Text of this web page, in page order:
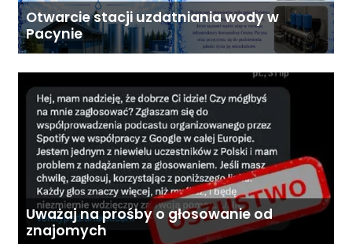
Otwarcie stacji uzdatniania wody w
Pacynie
Uważaj na prośby o głosowanie od
znajomych